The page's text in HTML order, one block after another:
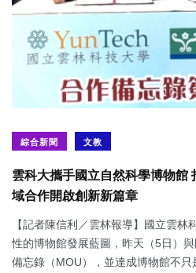
綜合新聞 文教
雲科大攜手國立自然科學博物館
域合作開啟創新新篇章
【記者陳信利／雲林報導】國立雲
性的博物館發展藍圖，昨天（5日）
備忘錄（MOU），並達成博物館不只